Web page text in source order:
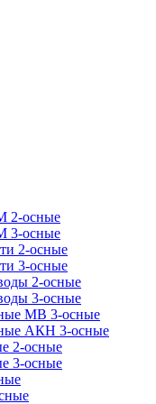
2-осные
3-осные
2-осные
3-осные
2-осные
3-осные
МВ 3-осные
АКН 3-осные
2-осные
3-осные